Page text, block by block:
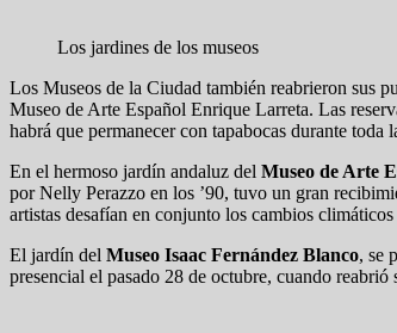
Los jardines de los museos
Los Museos de la Ciudad también reabrieron sus
Museo de Arte Español Enrique Larreta. Las
habrá que permanecer con tapabocas durante
En el hermoso jardín andaluz del Museo de Arte
por Nelly Perazzo en los ’90, tuvo un gran
artistas desafían en conjunto los cambios
El jardín del Museo Isaac Fernández Blanco, se
presencial el pasado 28 de octubre, cuando